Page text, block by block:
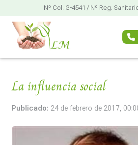
Nº Col. G-4541 / Nº Reg.
La influencia social
Publicado: 24 de febrero de 2017,